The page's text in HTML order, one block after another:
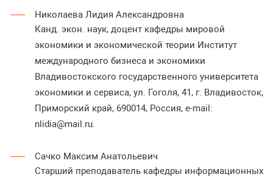
Николаева Лидия Александровна
Канд. экон. наук, доцент кафедры мировой
экономики и экономической теории Институт
международного бизнеса и экономики
Владивостокского государственного университета
экономики и сервиса, ул. Гоголя, 41, г. Владивосток,
Приморский край, 690014, Россия, e-mail:
nlidia@mail.ru.
Сачко Максим Анатольевич
Старший преподаватель кафедры информационных